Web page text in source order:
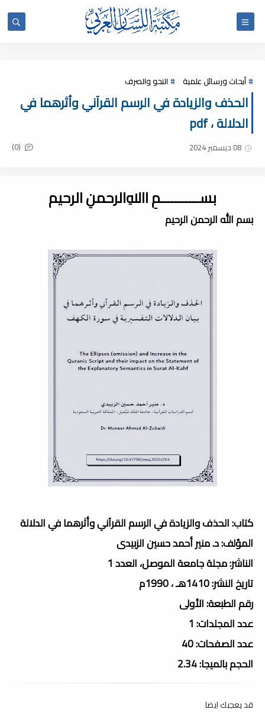
أبحاث ورسائل علمية النحو والصرف
الحذف والزيادة في الرسم القرآني وأثرهما في
الدلالة ، pdf
08 ديسمبر 2024 (0)
بســـــــــــمِ اﷲِالرحمنِ الرحيم
بسم الله الرحمن الرحيم
كتاب: الحذف والزيادة في الرسم القرآني وأثرهما في الدلالة
المؤلف: د. منير أحمد حسين الزبيدى
الناشر: مجلة جامعة الموصل، العدد 1
تاريخ النشر: 1410هـ ، 1990م
رقم الطبعة: الأولى
عدد المجلدات: 1
عدد الصفحات: 40
الحجم بالميجا: 2.34
قد يعجبك ايضا